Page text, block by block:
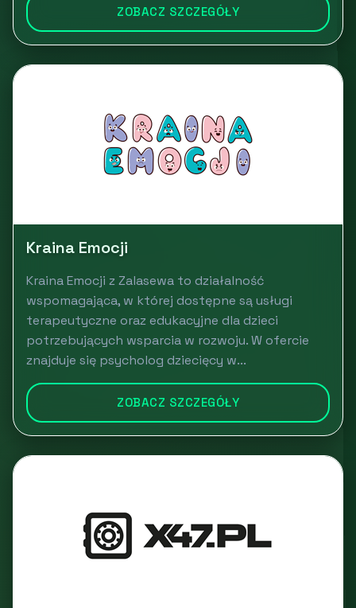
ZOBACZ SZCZEGÓŁY
Kraina Emocji
Kraina Emocji z Zalasewa to działalność
wspomagająca, w której dostępne są usługi
terapeutyczne oraz edukacyjne dla dzieci
potrzebujących wsparcia w rozwoju. W ofercie
znajduje się psycholog dziecięcy w...
ZOBACZ SZCZEGÓŁY